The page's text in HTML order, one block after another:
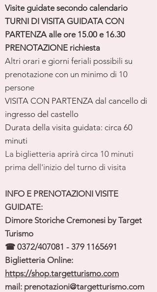
Visite guidate secondo calendario
TURNI DI VISITA GUIDATA CON
PARTENZA alle ore 15.00 e 16.30
PRENOTAZIONE richiesta
Altri orari e giorni feriali possibili su
prenotazione con un minimo di 10
persone
VISITA CON PARTENZA dal cancello di
ingresso del castello
Durata della visita guidata: circa 60
minuti
La biglietteria aprirà circa 10 minuti
prima dell'inizio del turno di visita
INFO E PRENOTAZIONI VISITE
GUIDATE:
Dimore Storiche Cremonesi by Target
Turismo
☎ 0372/407081 - 379 1165691
Biglietteria Online:
https://shop.targetturismo.com
mail: prenotazioni@targetturismo.com